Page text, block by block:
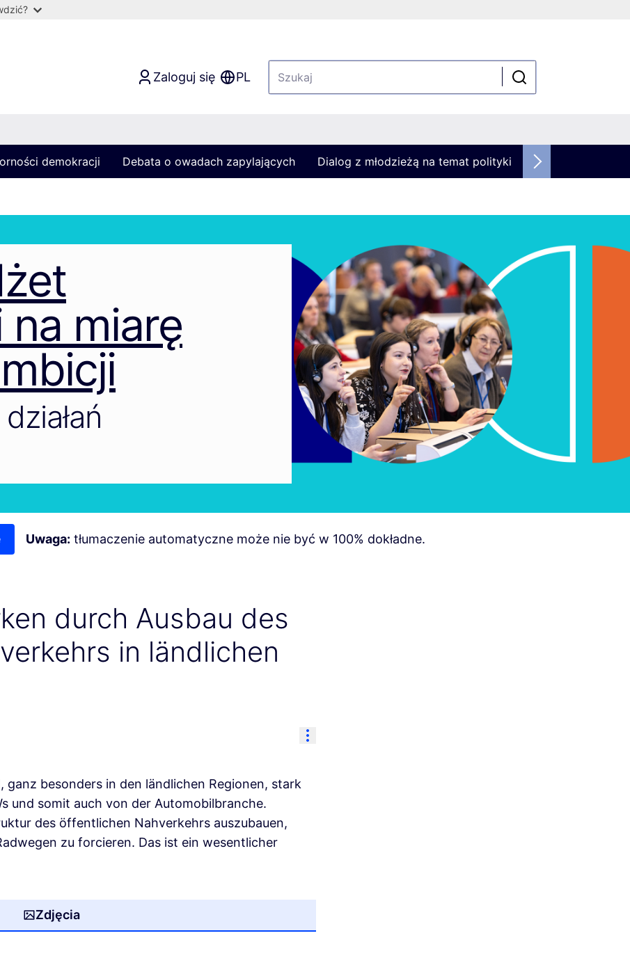
Zaloguj się PL
demokracji Debata o owadach zapylających Dialog z młodzieżą na temat polityki
miarę
Uwaga: tłumaczenie automatyczne może nie być w 100% dokładne.
durch Ausbau des
in ländlichen
Resource controls
besonders in den ländlichen Regionen, stark
und somit auch von der Automobilbranche.
des öffentlichen Nahverkehrs auszubauen,
zu forcieren. Das ist ein wesentlicher
Zdjęcia